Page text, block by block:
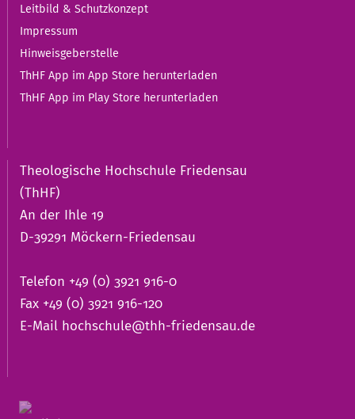
Leitbild & Schutzkonzept
Impressum
Hinweisgeberstelle
ThHF App im App Store herunterladen
ThHF App im Play Store herunterladen
Theologische Hochschule Friedensau
(ThHF)
An der Ihle 19
D-39291 Möckern-Friedensau
Telefon +49 (0) 3921 916-0
Fax +49 (0) 3921 916-120
E-Mail hochschule@thh-friedensau.de